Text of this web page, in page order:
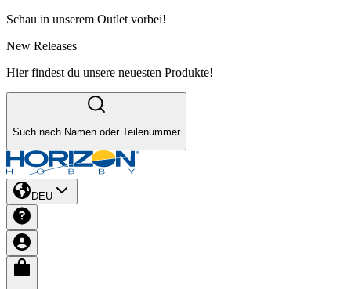
Schau in unserem Outlet vorbei!
New Releases
Hier findest du unsere neuesten Produkte!
Such nach Namen oder Teilenummer
DEU